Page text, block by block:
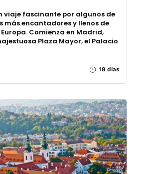
viaje fascinante por algunos de
más encantadores y llenos de
Comienza en Madrid,
Plaza Mayor, el Palacio
18 días